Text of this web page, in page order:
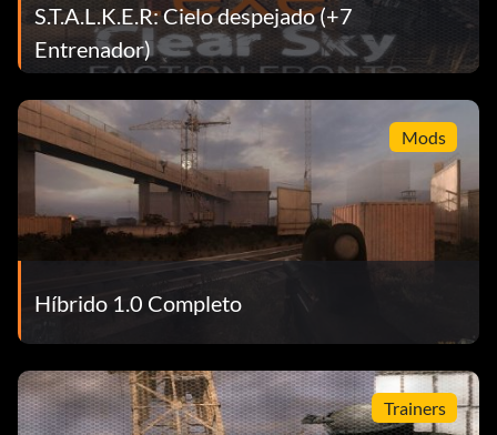
S.T.A.L.K.E.R: Cielo despejado (+7
Entrenador)
Mods
Híbrido 1.0 Completo
Trainers